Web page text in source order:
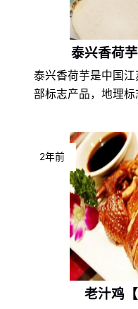
泰兴香荷
泰兴香荷芋是中国
部标志产品，地理
理环境条件和饮食
的差异，使得泰兴
享誉盛名，深受
2年前
老汁鸡